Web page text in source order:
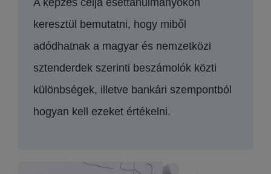
A képzés célja esettanulmányokon
keresztül bemutatni, hogy miből
adódhatnak a magyar és nemzetközi
sztenderdek szerinti beszámolók közti
különbségek, illetve bankári szempontból
hogyan kell ezeket értékelni.